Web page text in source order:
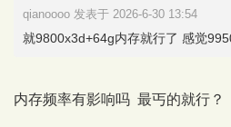
qianoooo 发表于 2026-6-30 13:54
就9800x3d+64g内存就行了 感觉
内存频率有影响吗 最丐的就行？